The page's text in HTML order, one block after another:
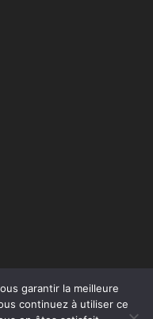
garantir la meilleure
continuez à utiliser ce